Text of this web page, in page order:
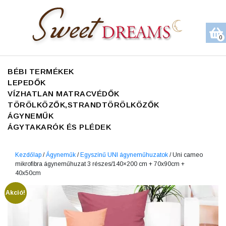
BÉBI TERMÉKEK
LEPEDŐK
VÍZHATLAN MATRACVÉDŐK
TÖRÖLKÖZŐK,STRANDTÖRÖLKÖZŐK
ÁGYNEMŰK
ÁGYTAKARÓK ÉS PLÉDEK
Kezdőlap /Ágyneműk / Egyszínű UNI ágyneműhuzatok / Uni cameo
mikrofibra ágyneműhuzat 3 részes/140×200 cm + 70x90cm +
40x50cm
Akció!
0